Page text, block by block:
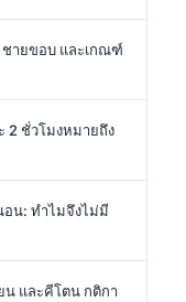
ายขอบ และเกณฑ์
2 ชั่วโมงหมายถึง
น: ทำไมจึงไม่มี
น และคีโตน กติกา